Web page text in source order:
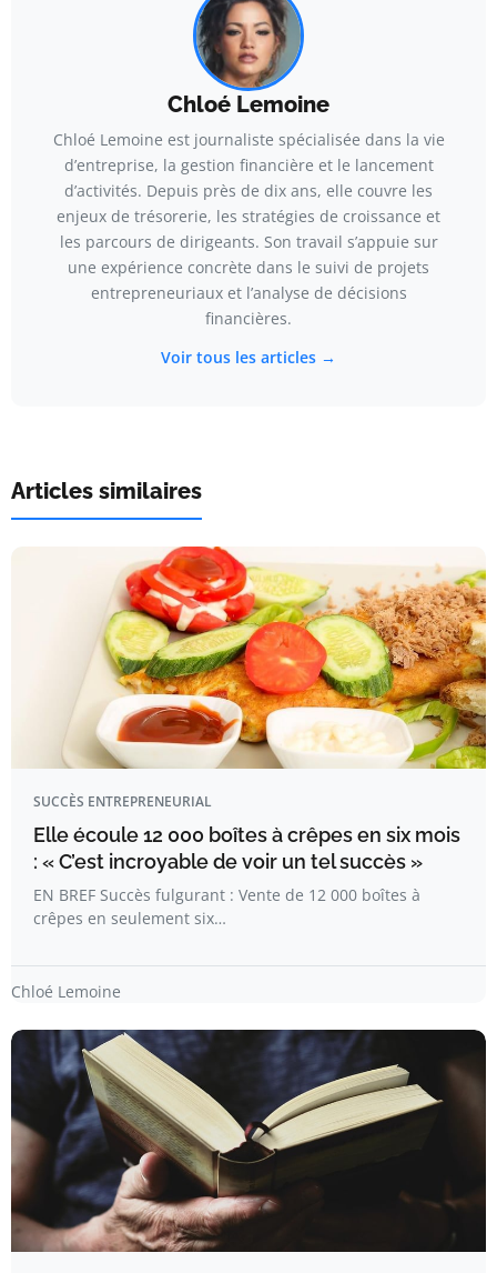
Chloé Lemoine
Chloé Lemoine est journaliste spécialisée dans la vie
d’entreprise, la gestion financière et le lancement
d’activités. Depuis près de dix ans, elle couvre les
enjeux de trésorerie, les stratégies de croissance et
les parcours de dirigeants. Son travail s’appuie sur
une expérience concrète dans le suivi de projets
entrepreneuriaux et l’analyse de décisions
financières.
Voir tous les articles →
Articles similaires
SUCCÈS ENTREPRENEURIAL
Elle écoule 12 000 boîtes à crêpes en six mois
: « C’est incroyable de voir un tel succès »
EN BREF Succès fulgurant : Vente de 12 000 boîtes à
crêpes en seulement six…
Chloé Lemoine